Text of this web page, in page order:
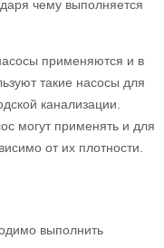
чему выполняется
применяются и в
такие насосы для
канализации.
могут применять и для
от их плотности.
выполнить